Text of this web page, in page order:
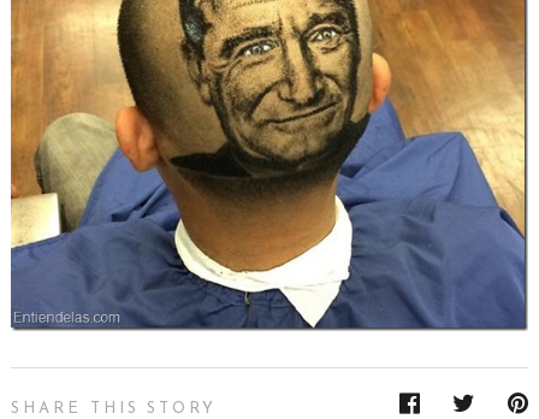
SHARE THIS STORY